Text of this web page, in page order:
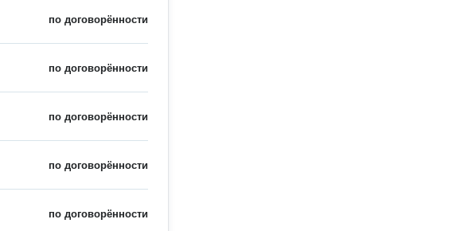
по договорённости
по договорённости
по договорённости
по договорённости
по договорённости